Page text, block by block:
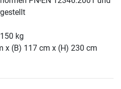
kg
x (B) 117 cm x (H) 230 cm